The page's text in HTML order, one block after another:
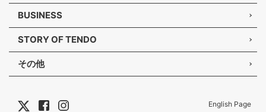
BUSINESS
STORY OF TENDO
その他
English Page